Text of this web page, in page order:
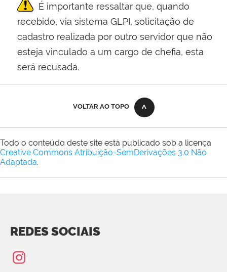
É importante ressaltar que, quando
recebido, via sistema GLPI, solicitação de
cadastro realizada por outro servidor que não
esteja vinculado a um cargo de chefia, esta
será recusada.
VOLTAR AO TOPO
Todo o conteúdo deste site está publicado sob a licença
Creative Commons Atribuição-SemDerivações 3.0 Não
Adaptada.
REDES SOCIAIS